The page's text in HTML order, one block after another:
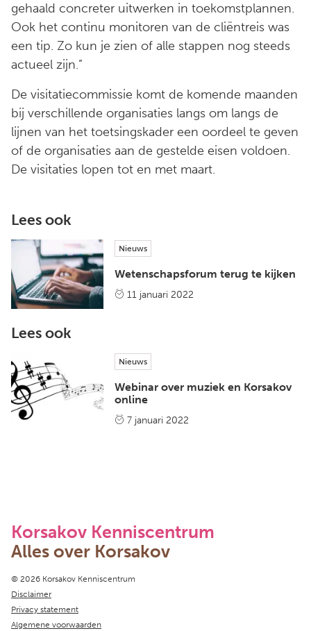
gehaald concreter uitwerken in toekomstplannen.
Ook het continu monitoren van de cliëntreis was
een tip. Zo kun je zien of alle stappen nog steeds
actueel zijn.”
De visitatiecommissie komt de komende maanden
bij verschillende organisaties langs om langs de
lijnen van het toetsingskader een oordeel te geven
of de organisaties aan de gestelde eisen voldoen.
De visitaties lopen tot en met maart.
Lees ook
Nieuws
Wetenschapsforum terug te kijken
11 januari 2022
Lees ook
Nieuws
Webinar over muziek en Korsakov
online
7 januari 2022
Korsakov Kenniscentrum
Alles over Korsakov
Copyright navigation
© 2026 Korsakov Kenniscentrum
Disclaimer
Privacy statement
Algemene voorwaarden